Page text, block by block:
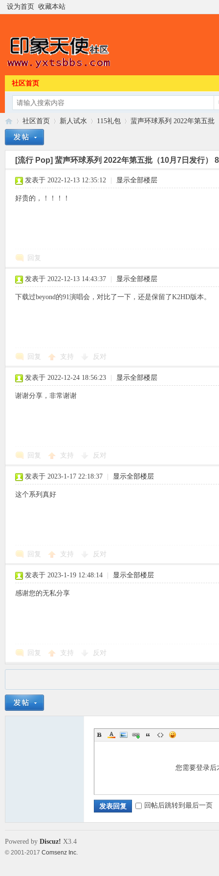
设为首页 收藏本站
社区首页
»
社区首页
›
新人试水
›
115礼包
›
蜚声环球系列 2022年第五批
[流行 Pop] 蜚声环球系列 2022年第五批（10月7日发行）
发表于 2022-12-13 12:35:12 显示全部楼层
好贵的，！！！！
回复
发表于 2022-12-13 14:43:37 显示全部楼层
下载过beyond的91演唱会，对比了一下，还是保留了K2HD版本。
回复 支持 反对
发表于 2022-12-24 18:56:23 显示全部楼层
谢谢分享，非常谢谢
回复 支持 反对
发表于 2023-1-17 22:18:37 显示全部楼层
这个系列真好
回复 支持 反对
发表于 2023-1-19 12:48:14 显示全部楼层
感谢您的无私分享
回复 支持 反对
您需要登录
发表回复 回帖后跳转到最后一页
Powered by Discuz! X3.4
© 2001-2017 Comsenz Inc.